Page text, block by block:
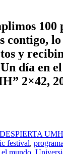
100
contigo,
y
día en
2×42,
DESPIERTA UMH
festival,
mundo,